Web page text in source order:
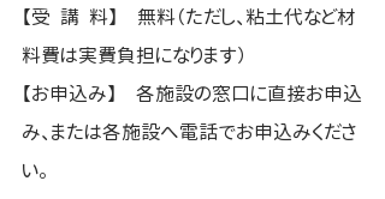
【受  講  料】　無料（ただし、粘土代など材
料費は実費負担になります）
【お申込み】　各施設の窓口に直接お申込
み、または各施設へ電話でお申込みくださ
い。